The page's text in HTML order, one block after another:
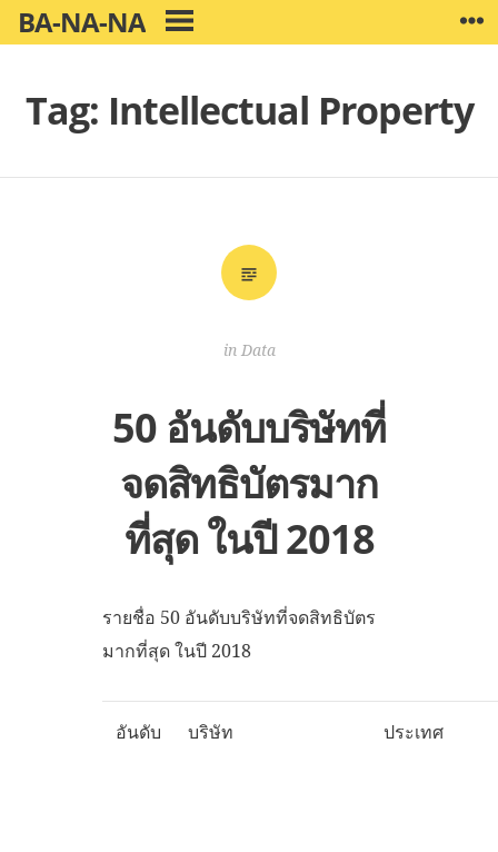
Skip
to
BA-NA-NA
PRIMARY
MENU
Tag: Intellectual Property
in Data
50 อันดับบริษัทที่
จดสิทธิบัตรมาก
ที่สุด ในปี 2018
รายชื่อ 50 อันดับบริษัทที่จดสิทธิบัตร
มากที่สุด ในปี 2018
อันดับ บริษัท ประเทศ